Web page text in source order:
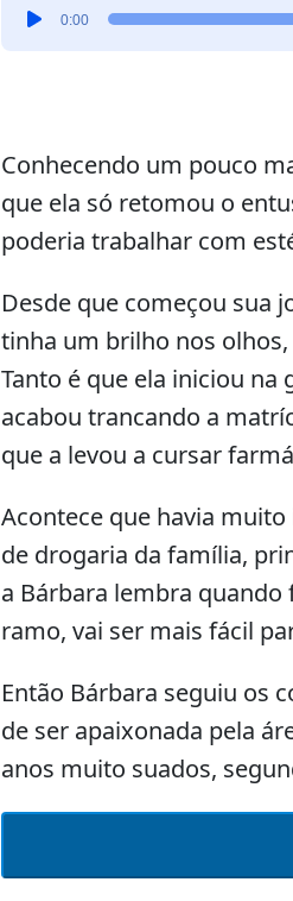
0:00
Conhecendo um pouco
que ela só retomou o
poderia trabalhar com
Desde que começou sua
tinha um brilho nos
Tanto é que ela iniciou
acabou trancando a
que a levou a cursar
Acontece que havia
de drogaria da família,
a Bárbara lembra quando
ramo, vai ser mais fácil
Então Bárbara seguiu os
de ser apaixonada pela
anos muito suados,